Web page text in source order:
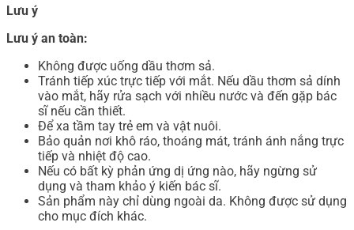
Lưu ý
Lưu ý an toàn:
Không được uống dầu thơm sả.
Tránh tiếp xúc trực tiếp với mắt. Nếu dầu thơm sả dính
vào mắt, hãy rửa sạch với nhiều nước và đến gặp bác
sĩ nếu cần thiết.
Để xa tầm tay trẻ em và vật nuôi.
Bảo quản nơi khô ráo, thoáng mát, tránh ánh nắng trực
tiếp và nhiệt độ cao.
Nếu có bất kỳ phản ứng dị ứng nào, hãy ngừng sử
dụng và tham khảo ý kiến bác sĩ.
Sản phẩm này chỉ dùng ngoài da. Không được sử dụng
cho mục đích khác.